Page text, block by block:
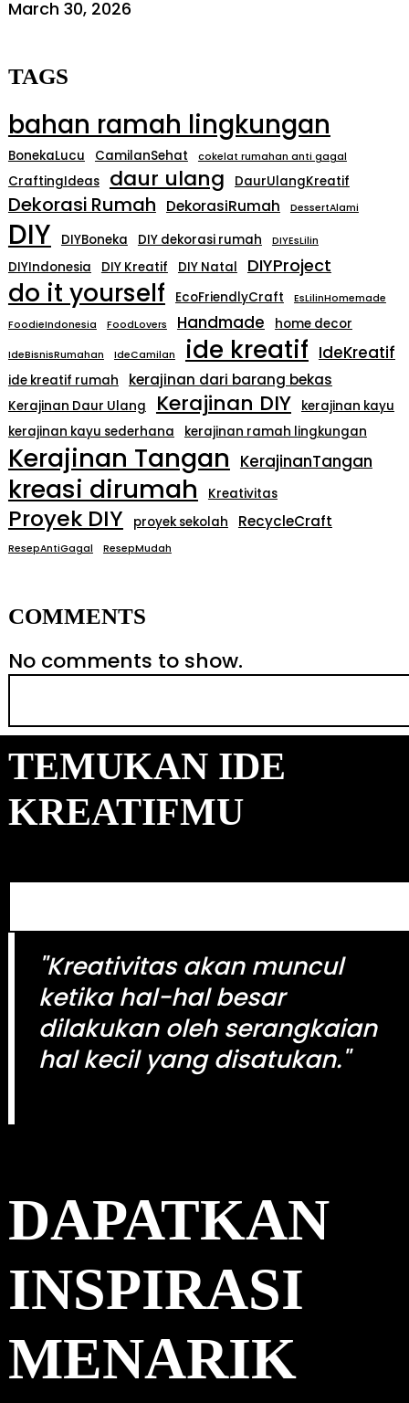
March 30, 2026
TAGS
bahan ramah lingkungan
BonekaLucu CamilanSehat cokelat rumahan anti gagal
CraftingIdeas daur ulang DaurUlangKreatif
Dekorasi Rumah DekorasiRumah DessertAlami
DIY DIYBoneka DIY dekorasi rumah DIYEsLilin
DIYIndonesia DIY Kreatif DIY Natal DIYProject
do it yourself EcoFriendlyCraft
EsLilinHomemade
FoodieIndonesia
FoodLovers Handmade home decor
IdeBisnisRumahan IdeCamilan ide kreatif IdeKreatif
ide kreatif rumah kerajinan dari barang bekas
Kerajinan Daur Ulang Kerajinan DIY
kerajinan kayu
kerajinan kayu sederhana
kerajinan ramah lingkungan
Kerajinan Tangan KerajinanTangan
kreasi dirumah Kreativitas
Proyek DIY proyek sekolah RecycleCraft
ResepAntiGagal ResepMudah
COMMENTS
No comments to show.
a
r
h
TEMUKAN IDE
KREATIFMU
"Kreativitas akan muncul
ketika hal-hal besar
dilakukan oleh serangkaian
hal kecil yang disatukan."
DAPATKAN
INSPIRASI
MENARIK